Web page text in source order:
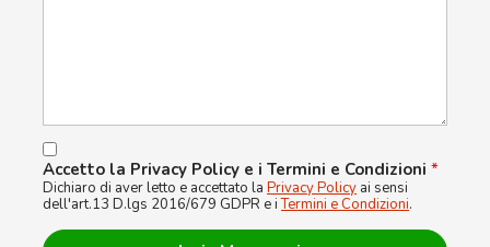
Accetto la Privacy Policy e i Termini e Condizioni *
Dichiaro di aver letto e accettato la Privacy Policy ai sensi
dell'art.13 D.lgs 2016/679 GDPR e iTermini e Condizioni.